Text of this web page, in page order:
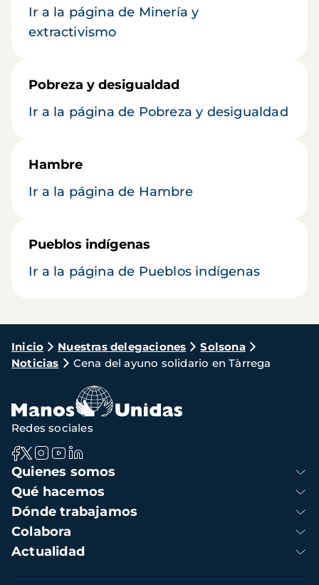
Ir a la página de Minería y
extractivismo
Pobreza y desigualdad
Ir a la página de Pobreza y desigualdad
Hambre
Ir a la página de Hambre
Pueblos indígenas
Ir a la página de Pueblos indígenas
Ruta
de
navegación
Inicio Nuestras delegaciones
Solsona
Noticias
Cena del ayuno solidario en Tàrrega
Navegación
principal
Quienes somos
Qué hacemos
Dónde trabajamos
Colabora
Actualidad
Redes sociales